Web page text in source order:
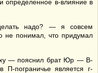
определенное в-влияние в
надо? — я совсем
не понимал, что придумал
— пояснил брат Юр — В-
П-пограничье является г-